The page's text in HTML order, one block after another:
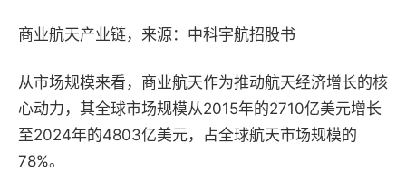
商业航天产业链，来源：中科宇航招股书
从市场规模来看，商业航天作为推动航天经济增长的核
心动力，其全球市场规模从2015年的2710亿美元增长
至2024年的4803亿美元，占全球航天市场规模的
78%。